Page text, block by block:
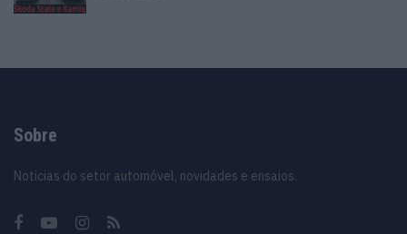
Sobre
Noticias do setor automóvel, novidades e ensaios.